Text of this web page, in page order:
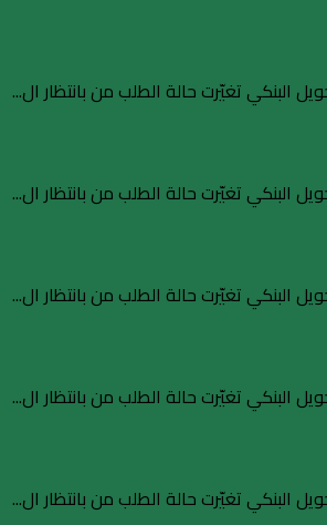
البنكي تغيّرت حالة الطلب من بانتظار ال...
البنكي تغيّرت حالة الطلب من بانتظار ال...
البنكي تغيّرت حالة الطلب من بانتظار ال...
البنكي تغيّرت حالة الطلب من بانتظار ال...
البنكي تغيّرت حالة الطلب من بانتظار ال...